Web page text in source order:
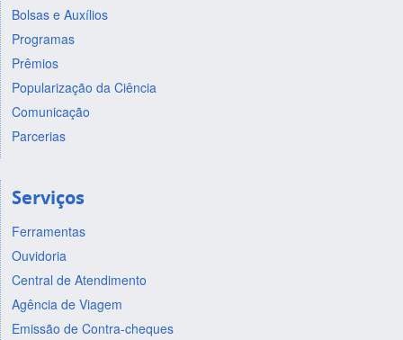
Bolsas e Auxílios
Programas
Prêmios
Popularização da Ciência
Comunicação
Parcerias
Serviços
Ferramentas
Ouvidoria
Central de Atendimento
Agência de Viagem
Emissão de Contra-cheques